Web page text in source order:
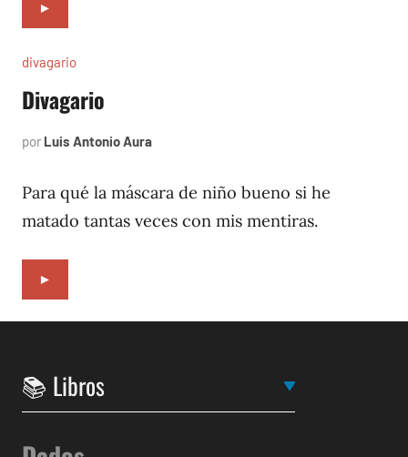
►
divagario
Divagario
por Luis Antonio Aura
1996
Para qué la máscara de niño bueno si he
matado tantas veces con mis mentiras.
►